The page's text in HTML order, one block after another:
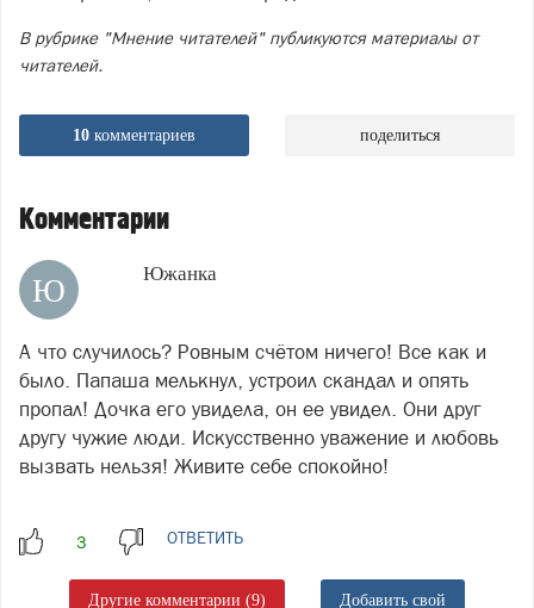
В рубрике "Мнение читателей" публикуются материалы от
читателей.
10 комментариев поделиться
Комментарии
Ю Южанка
А что случилось? Ровным счётом ничего! Все как и
было. Папаша мелькнул, устроил скандал и опять
пропал! Дочка его увидела, он ее увидел. Они друг
другу чужие люди. Искусственно уважение и любовь
вызвать нельзя! Живите себе спокойно!
ОТВЕТИТЬ
Другие комментарии (9) Добавить свой